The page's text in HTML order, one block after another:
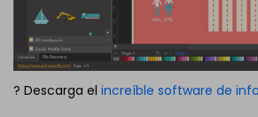
? Descarga el increíble software de